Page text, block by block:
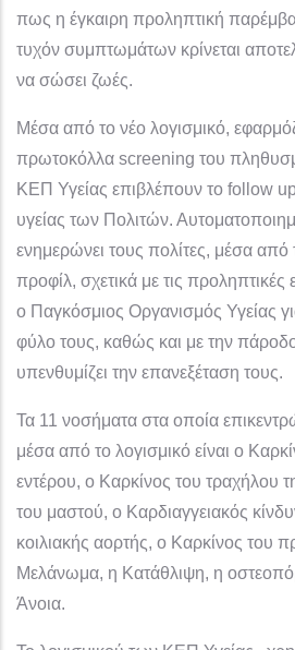
πως η έγκαιρη προληπτική
τυχόν συμπτωμάτων κρίνεται
να σώσει ζωές.
Μέσα από το νέο λογισμικό,
πρωτοκόλλα screening του
ΚΕΠ Υγείας επιβλέπουν το follow
υγείας των Πολιτών.
ενημερώνει τους πολίτες, μέσα
προφίλ, σχετικά με τις προληπτικές
ο Παγκόσμιος Οργανισμός Υγείας
φύλο τους, καθώς και με την
υπενθυμίζει την επανεξέταση τους.
Τα 11 νοσήματα στα οποία
μέσα από το λογισμικό είναι ο
εντέρου, ο Καρκίνος του τραχήλου
του μαστού, ο Καρδιαγγειακός
κοιλιακής αορτής, ο Καρκίνος του
Μελάνωμα, η Κατάθλιψη, η
Άνοια.